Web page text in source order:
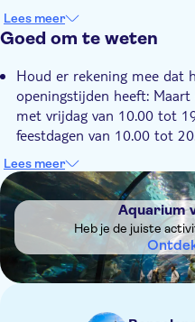
Lees meer
Goed om te weten
Houd er rekening mee dat
openingstijden heeft:
met vrijdag van 10.00 tot
feestdagen van 10.00 tot
Lees meer
DSA1Aquarium van
Aquarium
Heb je de juiste